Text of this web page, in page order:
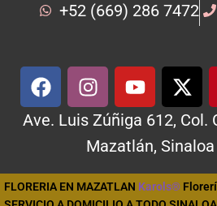
+52 (669) 286 7472
Ave. Luis Zúñiga 612, Col.
Mazatlán,
FLORERIA EN MAZATLAN Karols®